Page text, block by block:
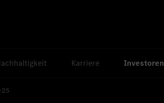
Karriere Investoren